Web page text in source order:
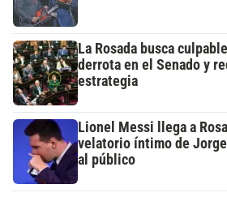
La Rosada busca
derrota en el Senado y
estrategia
Lionel Messi llega a
velatorio íntimo de
al público